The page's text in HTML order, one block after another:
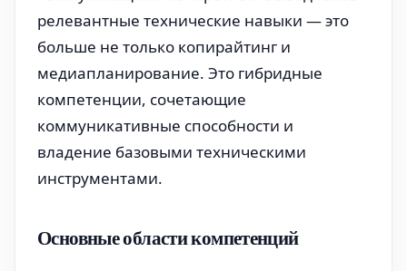
релевантные технические навыки — это
больше не только копирайтинг и
медиапланирование. Это гибридные
компетенции, сочетающие
коммуникативные способности и
владение базовыми техническими
инструментами.
Основные области компетенций